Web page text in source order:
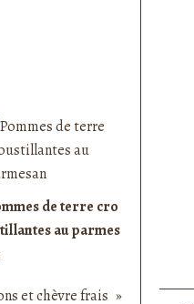
de terre cro
au parmes
et chèvre frais